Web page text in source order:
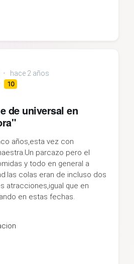
• hace 2 años
10
de universal en
años,esta vez con
parcazo pero el
y todo en general a
colas eran de incluso dos
atracciones,igual que en
en estas fechas.